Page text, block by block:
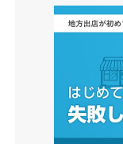
物件情報収
ごあいさつ
仲介業者様へ